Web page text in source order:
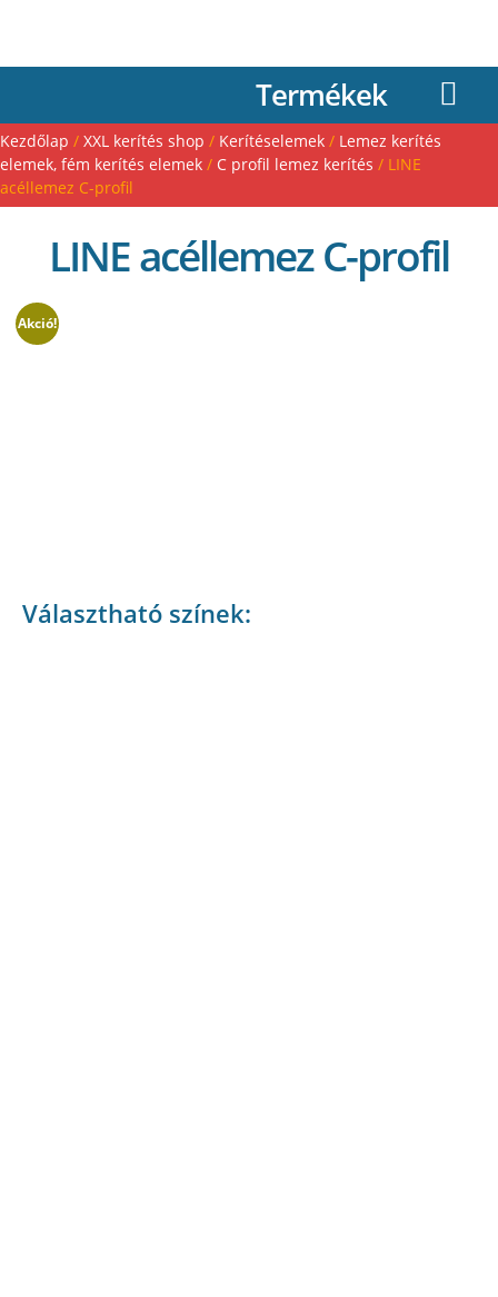
Termékek
Kezdőlap / XXL kerítés shop / Kerítéselemek / Lemez kerítés
elemek, fém kerítés elemek / C profil lemez kerítés / LINE
acéllemez C-profil
LINE acéllemez C-profil
Akció!
Választható színek: